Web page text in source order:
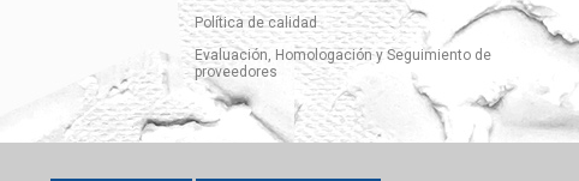
Política de calidad
Evaluación, Homologación y Seguimiento de
proveedores